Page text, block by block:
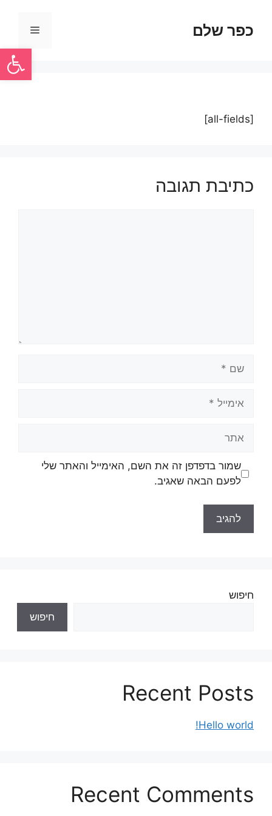
פתח
כפר שלם
[all-fields]
כתיבת תגובה
שמור בדפדפן זה את השם, האימייל והאתר שלי
לפעם הבאה שאגיב.
חיפוש
חיפוש
Recent Posts
Hello world!
Recent Comments